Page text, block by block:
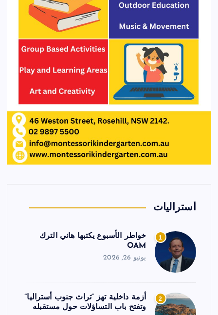
أستراليات
1
خواطر الأسبوع يكتبها هاني الترك
OAM
يونيو 26, 2026
2
أزمة داخلية تهز “تراث جنوب أستراليا”
وتفتح باب التساؤلات حول مستقبله